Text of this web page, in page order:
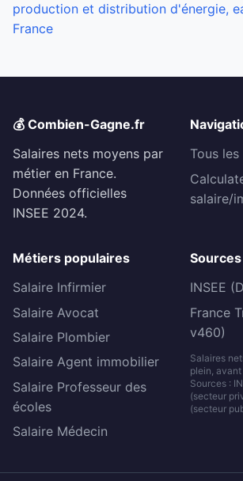
production et distribution d'énergie,
France
💰 Combien-Gagne.fr
Salaires nets moyens par
métier en France.
Données officielles
INSEE 2024.
Tous
salaire/
Métiers populaires
Salaire Infirmier
Salaire Avocat
Salaire Plombier
Salaire Agent immobilier
Salaire Professeur des
écoles
Salaire Médecin
Sources
INSEE
France
v460)
Salaires
plein,
Sources :
(secteur
(secteur